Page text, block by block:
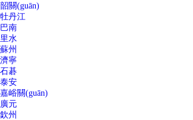
韶關(guān)
牡丹江
巴南
里水
蘇州
濟寧
石碁
泰安
嘉峪關(guān)
廣元
欽州